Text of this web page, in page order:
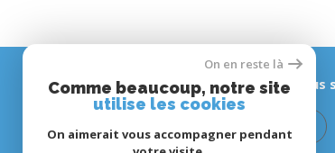
On en reste là
Comme beaucoup, notre site
utilise les cookies
On aimerait vous accompagner pendant